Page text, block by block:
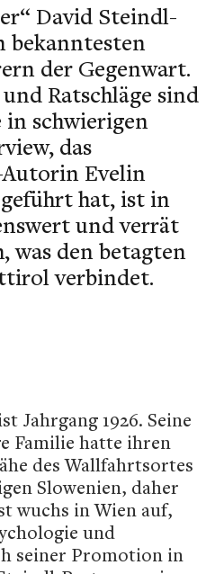
David Steindl-
bekanntesten
der Gegenwart.
Ratschläge sind
in schwierigen
das
Evelin
hat, ist in
und verrät
was den betagten
verbindet.
Jahrgang 1926. Seine
Familie hatte ihren
des Wallfahrtsortes
Slowenien, daher
wuchs in Wien auf,
und
seiner Promotion in